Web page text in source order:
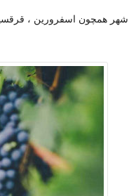
شهر همچون اسفرورین ،